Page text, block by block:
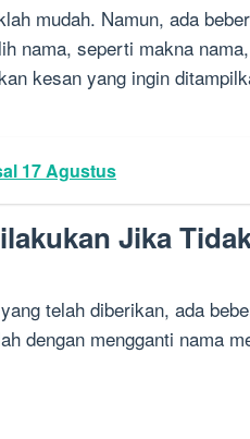
mudah. Namun, ada
nama, seperti makna
kesan yang ingin
17 Agustus
Jika
telah diberikan, ada
dengan mengganti nama